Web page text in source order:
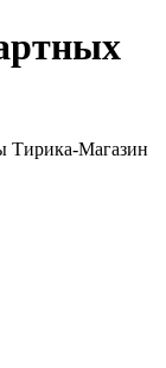
Тирика-Магазин